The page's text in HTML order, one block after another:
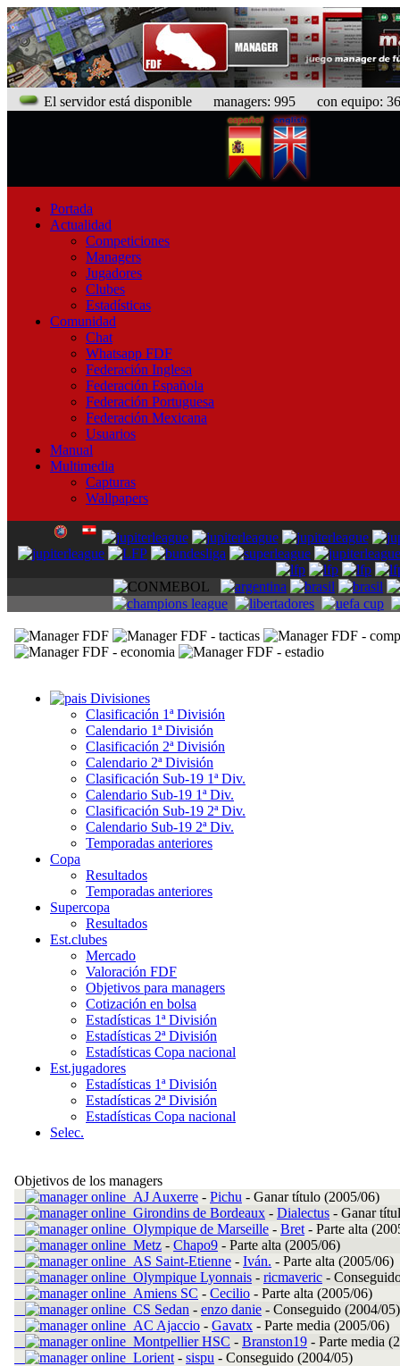
El servidor está disponible managers: 995 con equipo:
Portada
Actualidad
Competiciones
Managers
Jugadores
Clubes
Estadísticas
Comunidad
Chat
Whatsapp FDF
Federación Inglesa
Federación Española
Federación Portuguesa
Federación Mexicana
Usuarios
Manual
Multimedia
Capturas
Wallpapers
Divisiones
Clasificación 1ª División
Calendario 1ª División
Clasificación 2ª División
Calendario 2ª División
Clasificación Sub-19 1ª Div.
Calendario Sub-19 1ª Div.
Clasificación Sub-19 2ª Div.
Calendario Sub-19 2ª Div.
Temporadas anteriores
Copa
Resultados
Temporadas anteriores
Supercopa
Resultados
Est.clubes
Mercado
Valoración FDF
Objetivos para managers
Cotización en bolsa
Estadísticas 1ª División
Estadísticas 2ª División
Estadísticas Copa nacional
Est.jugadores
Estadísticas 1ª División
Estadísticas 2ª División
Estadísticas Copa nacional
Selec.
Objetivos de los managers
AJ Auxerre - Pichu - Ganar título (2005/06)
Girondins de Bordeaux - Dialectus - Ganar
Olympique de Marseille - Bret - Parte alta
Metz - Chapo9 - Parte alta (2005/06)
AS Saint-Etienne - Iván. - Parte alta (2005/06)
Olympique Lyonnais - ricmaveric -
Amiens SC - Cecilio - Parte alta (2005/06)
CS Sedan - enzo danie - Conseguido (2004/05)
AC Ajaccio - Gavatx - Parte media (2005/06)
Montpellier HSC - Branston19 - Parte media
Lorient - sispu - Conseguido (2004/05)